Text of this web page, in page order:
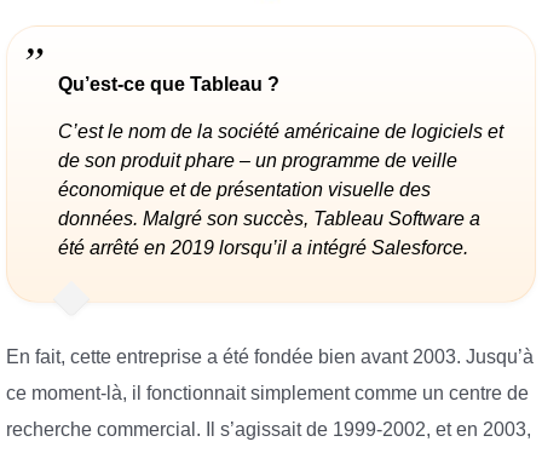
Qu’est-ce que Tableau ?
C’est le nom de la société américaine de logiciels et
de son produit phare – un programme de veille
économique et de présentation visuelle des
données. Malgré son succès, Tableau Software a
été arrêté en 2019 lorsqu’il a intégré Salesforce.
En fait, cette entreprise a été fondée bien avant 2003. Jusqu’à
ce moment-là, il fonctionnait simplement comme un centre de
recherche commercial. Il s’agissait de 1999-2002, et en 2003,